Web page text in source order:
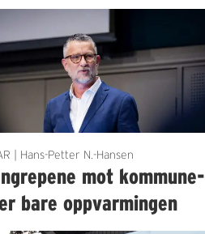
| Hans-Petter N.-Hansen
mot kommune-
bare oppvarmingen